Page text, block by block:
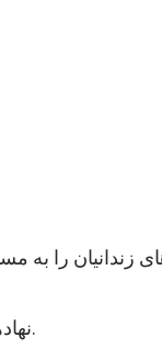
را به
نهادهای مدنی ولایت هلمند نیز در اعلامیه ای از رئیس جمهوری جدید خواستند که به خواستهای مشروع زندانیان پاسخ مثبت داده شود.